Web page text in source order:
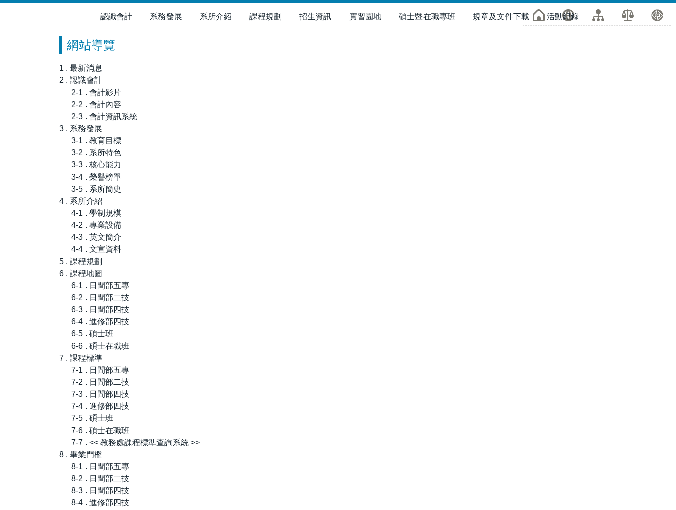
認識會計 系務發展 系所介紹 課程規劃 招生資訊 實習園地 碩士暨在職專班 規章及文件下載 活動紀錄
網站導覽
1 . 最新消息
2 . 認識會計
2-1 . 會計影片
2-2 . 會計內容
2-3 . 會計資訊系統
3 . 系務發展
3-1 . 教育目標
3-2 . 系所特色
3-3 . 核心能力
3-4 . 榮譽榜單
3-5 . 系所簡史
4 . 系所介紹
4-1 . 學制規模
4-2 . 專業設備
4-3 . 英文簡介
4-4 . 文宣資料
5 . 課程規劃
6 . 課程地圖
6-1 . 日間部五專
6-2 . 日間部二技
6-3 . 日間部四技
6-4 . 進修部四技
6-5 . 碩士班
6-6 . 碩士在職班
7 . 課程標準
7-1 . 日間部五專
7-2 . 日間部二技
7-3 . 日間部四技
7-4 . 進修部四技
7-5 . 碩士班
7-6 . 碩士在職班
7-7 . << 教務處課程標準查詢系統 >>
8 . 畢業門檻
8-1 . 日間部五專
8-2 . 日間部二技
8-3 . 日間部四技
8-4 . 進修部四技